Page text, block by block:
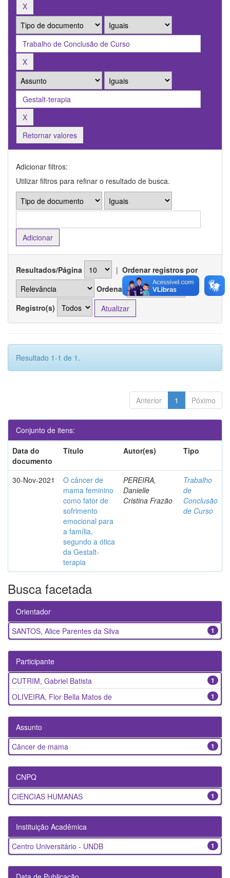
Retornar valores
Adicionar filtros:
Utilizar filtros para refinar o resultado de busca.
Resultados/Página | Ordenar registros por
Ordenar
Registro(s)
Resultado 1-1 de 1.
Anterior 1 Póximo
Conjunto de itens:
Data do
documento
Título Autor(es) Tipo
30-Nov-2021
O câncer de
mama feminino
como fator de
sofrimento
emocional para
a família,
segundo a ótica
da Gestalt-
terapia
PEREIRA,
Danielle
Cristina Frazão
Trabalho
de
Conclusão
de Curso
Busca facetada
Orientador
1
SANTOS, Alice Parentes da Silva
Participante
1
CUTRIM, Gabriel Batista
1
OLIVEIRA, Flor Bella Matos de
Assunto
1
Câncer de mama
CNPQ
1
CIENCIAS HUMANAS
Instituição Acadêmica
1
Centro Universitário - UNDB